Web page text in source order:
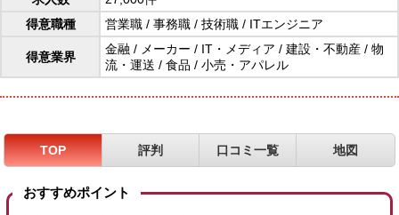
得意職種
営業職 / 事務職 / 技術職 / ITエンジニア
得意業界
金融 / メーカー / IT・メディア / 建設・不動産 / 物
流・運送 / 食品 / 小売・アパレル
TOP 評判 口コミ一覧 地図
おすすめポイント